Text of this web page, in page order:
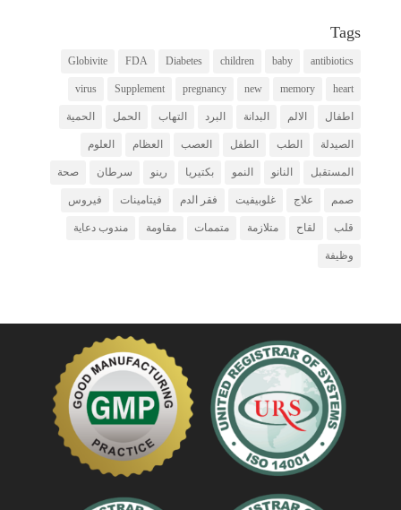
Tags
antibiotics
baby
children
Diabetes
FDA
Globivite
heart
memory
new
pregnancy
Supplement
virus
اطفال الالم البدانة البرد التهاب الحمل الحمية
الصيدلة الطب الطفل العصب العظام العلوم
المستقبل النانو النمو بكتيريا رينو سرطان صحة
صمم علاج غلوبيفيت فقر الدم فيتامينات فيروس
قلب لقاح متلازمة متممات مقاومة مندوب دعاية
وظيفة